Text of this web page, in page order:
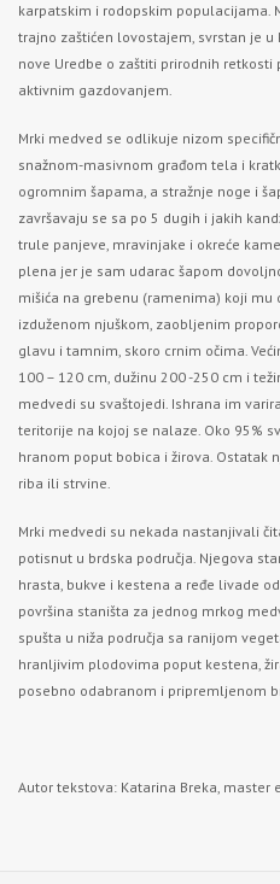
karpatskim i rodopskim populacijama.
trajno zaštićen lovostajem, svrstan je
nove Uredbe o zaštiti prirodnih retkosti
aktivnim gazdovanjem.
Mrki medved se odlikuje nizom
snažnom-masivnom građom tela i
ogromnim šapama, a stražnje noge i
završavaju se sa po 5 dugih i jakih
trule panjeve, mravinjake i okreće
plena jer je sam udarac šapom
mišića na grebenu (ramenima) koji mu
izduženom njuškom, zaobljenim
glavu i tamnim, skoro crnim očima.
100 – 120 cm, dužinu 200 -250 cm i
medvedi su svaštojedi. Ishrana im
teritorije na kojoj se nalaze. Oko 95%
hranom poput bobica i žirova. Ostatak
riba ili strvine.
Mrki medvedi su nekada nastanjivali
potisnut u brdska područja. Njegova
hrasta, bukve i kestena a ređe livade
površina staništa za jednog mrkog
spušta u niža područja sa ranijom
hranljivim plodovima poput kestena,
posebno odabranom i pripremljenom
Autor tekstova: Katarina Breka, master